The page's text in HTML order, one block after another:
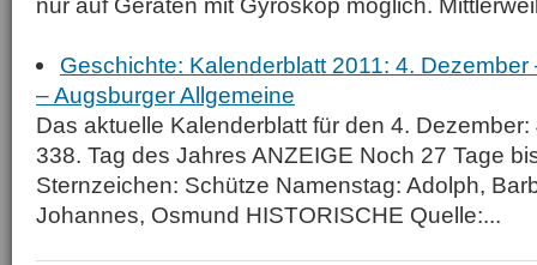
Geschichte: Kalenderblatt 2011: 4.
– Augsburger Allgemeine
Das aktuelle Kalenderblatt für den 4.
338. Tag des Jahres ANZEIGE Noch 27 Tage
Sternzeichen: Schütze Namenstag: Adolph,
Johannes, Osmund HISTORISCHE Quelle:...